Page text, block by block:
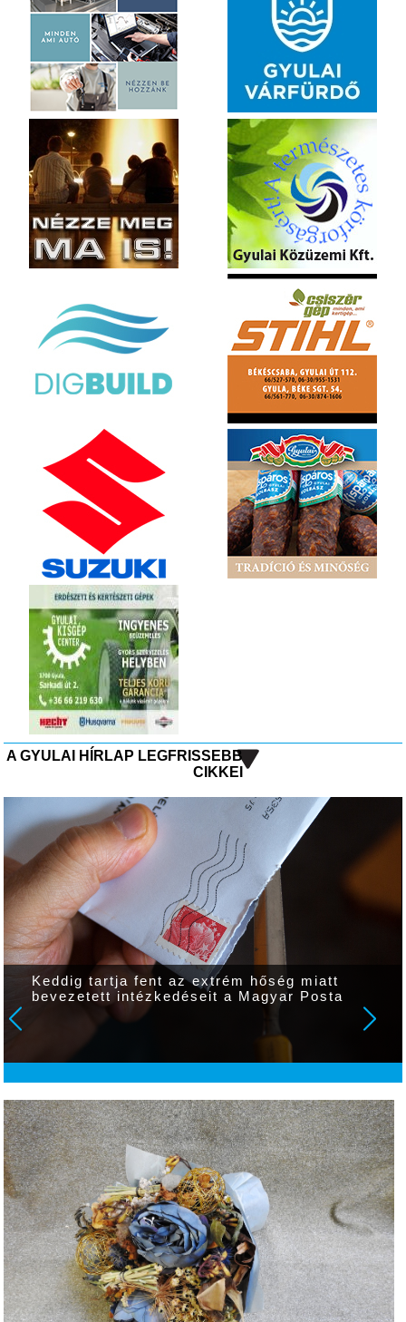
A GYULAI HÍRLAP LEGFRISSEBB
CIKKEI
Keddig tartja fent az extrém hőség miatt
bevezetett intézkedéseit a Magyar Posta